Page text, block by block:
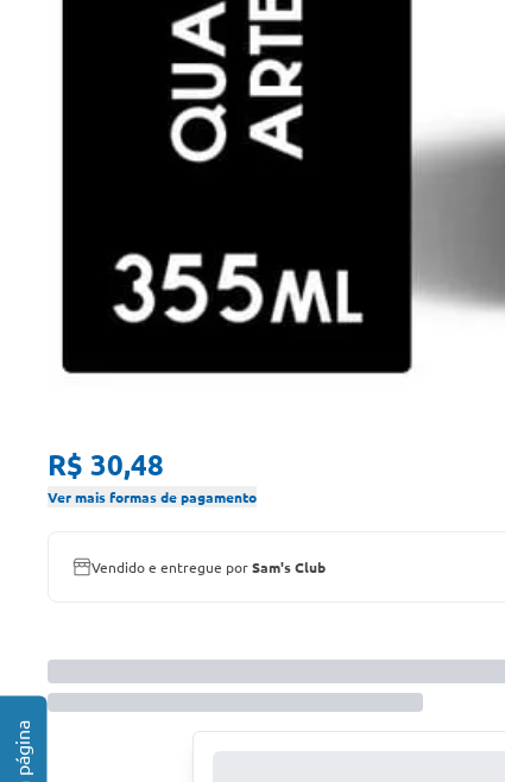
R$ 30,48
Ver mais formas de pagamento
Vendido e entregue porSam's Club